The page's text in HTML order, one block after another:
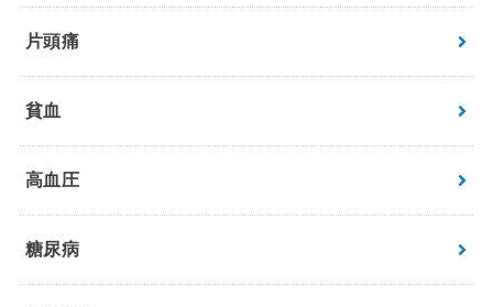
片頭痛
貧血
高血圧
糖尿病